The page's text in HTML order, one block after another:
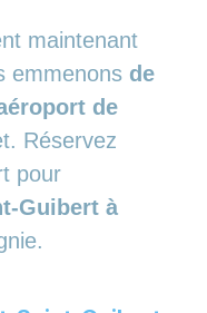
maintenant
emmenons de
de
Réservez
pour
Guibert à